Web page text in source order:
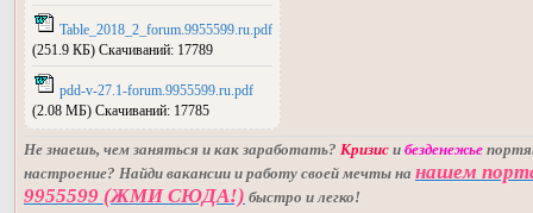
Table_2018_2_forum.9955599.ru.pdf
(251.9 КБ) Скачиваний: 17789
pdd-v-27.1-forum.9955599.ru.pdf
(2.08 МБ) Скачиваний: 17785
Не знаешь, чем заняться и как заработать? Кризис и безденежье
настроение? Найди вакансии и работу своей мечты на нашем
9955599 (ЖМИ СЮДА!) быстро и легко!